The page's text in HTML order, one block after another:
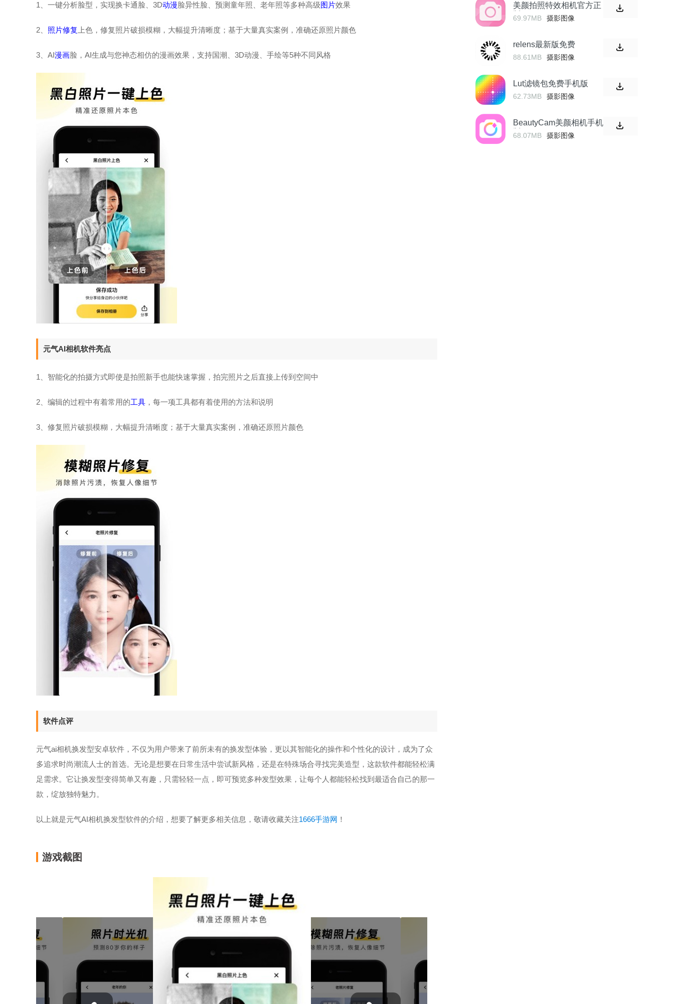
1、一键分析脸型，实现换卡通脸、3D动漫脸异性脸、预测童年照、老年照等多种高级图片效果
2、 照片修复 上色，修复照片破损模糊，大幅提升清晰度；基于大量真实案例，准确还原照片颜色
3、AI漫画脸，AI生成与您神态相仿的漫画效果，支持国潮、3D动漫、手绘等5种不同风格
元气AI相机软件亮点
1、智能化的拍摄方式即使是拍照新手也能快速掌握，拍完照片之后直接上传到空间中
2、编辑的过程中有着常用的工具 ，每一项工具都有着使用的方法和说明
3、修复照片破损模糊，大幅提升清晰度；基于大量真实案例，准确还原照片颜色
软件点评
元气ai相机换发型安卓软件，不仅为用户带来了前所未有的换发型体验，更以其智能化的操作和个性化的设计，成为了众
多追求时尚潮流人士的首选。无论是想要在日常生活中尝试新风格，还是在特殊场合寻找完美造型，这款软件都能轻松满
足需求。它让换发型变得简单又有趣，只需轻轻一点，即可预览多种发型效果，让每个人都能轻松找到最适合自己的那一
款，绽放独特魅力。
以上就是元气AI相机换发型软件的介绍，想要了解更多相关信息，敬请收藏关注1666手游网 ！
游戏截图
美颜拍照特效相机官方正
版
69.97MB 摄影图像
relens最新版免费
88.61MB 摄影图像
Lut滤镜包免费手机版
62.73MB 摄影图像
BeautyCam美颜相机手机
版
68.07MB 摄影图像